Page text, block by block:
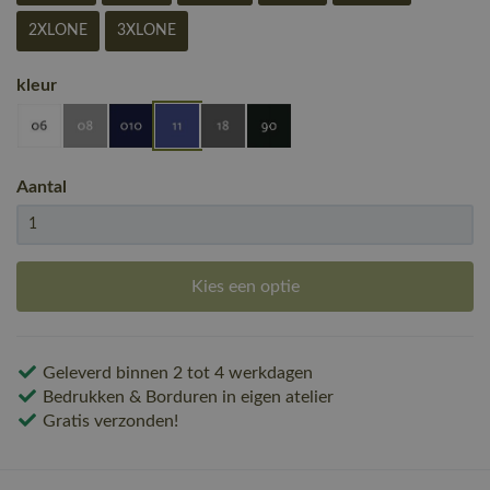
2XLONE 3XLONE
kleur
Aantal
Kies een optie
Geleverd binnen 2 tot 4 werkdagen
Bedrukken & Borduren in eigen atelier
Gratis verzonden!